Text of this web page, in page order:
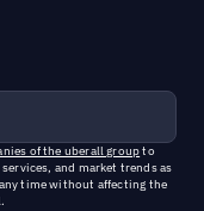
of the uberall groupto
and market trends as
time without affecting the